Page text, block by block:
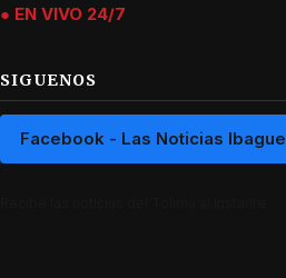
● EN VIVO 24/7
SIGUENOS
Facebook - Las Noticias Ibague